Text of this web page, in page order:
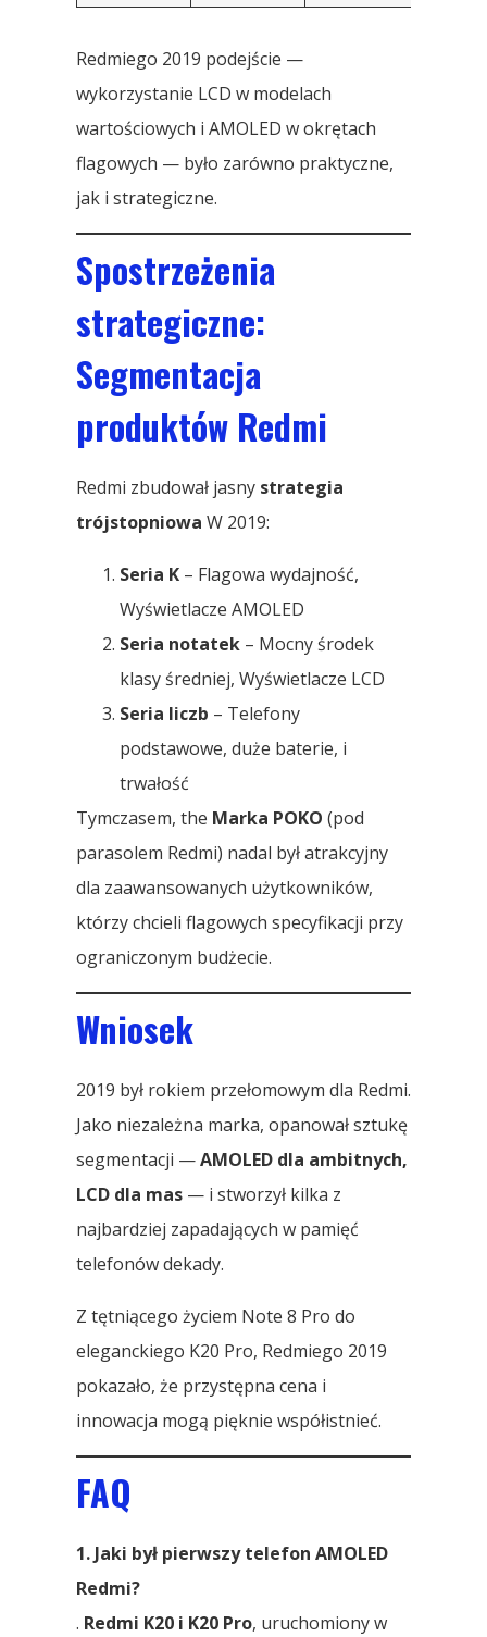
Redmiego 2019 podejście —
wykorzystanie LCD w modelach
wartościowych i AMOLED w okrętach
flagowych — było zarówno praktyczne,
jak i strategiczne.
Spostrzeżenia
strategiczne:
Segmentacja
produktów Redmi
Redmi zbudował jasny strategia
trójstopniowa W 2019:
Seria K – Flagowa wydajność,
Wyświetlacze AMOLED
Seria notatek – Mocny środek
klasy średniej, Wyświetlacze LCD
Seria liczb – Telefony
podstawowe, duże baterie, i
trwałość
Tymczasem, the Marka POKO (pod
parasolem Redmi) nadal był atrakcyjny
dla zaawansowanych użytkowników,
którzy chcieli flagowych specyfikacji przy
ograniczonym budżecie.
Wniosek
2019 był rokiem przełomowym dla Redmi.
Jako niezależna marka, opanował sztukę
segmentacji —AMOLED dla ambitnych,
LCD dla mas — i stworzył kilka z
najbardziej zapadających w pamięć
telefonów dekady.
Z tętniącego życiem Note 8 Pro do
eleganckiego K20 Pro, Redmiego 2019
pokazało, że przystępna cena i
innowacja mogą pięknie współistnieć.
FAQ
1. Jaki był pierwszy telefon AMOLED
Redmi?
. Redmi K20 i K20 Pro, uruchomiony w